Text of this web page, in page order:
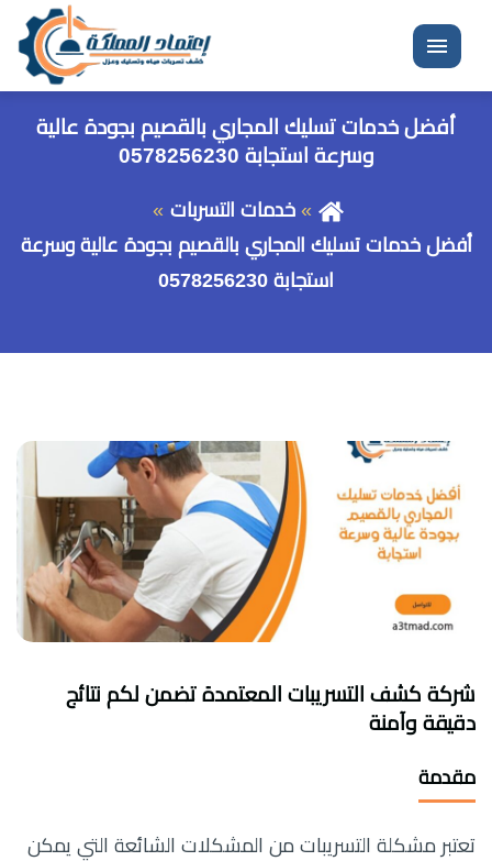
القائمة
أفضل خدمات تسليك المجاري بالقصيم بجودة عالية
وسرعة استجابة 0578256230
خدمات التسربات
أفضل خدمات تسليك المجاري بالقصيم بجودة عالية وسرعة
استجابة 0578256230
شركة كشف التسريبات المعتمدة تضمن لكم نتائج
دقيقة وآمنة
مقدمة
تعتبر مشكلة التسريبات من المشكلات الشائعة التي يمكن